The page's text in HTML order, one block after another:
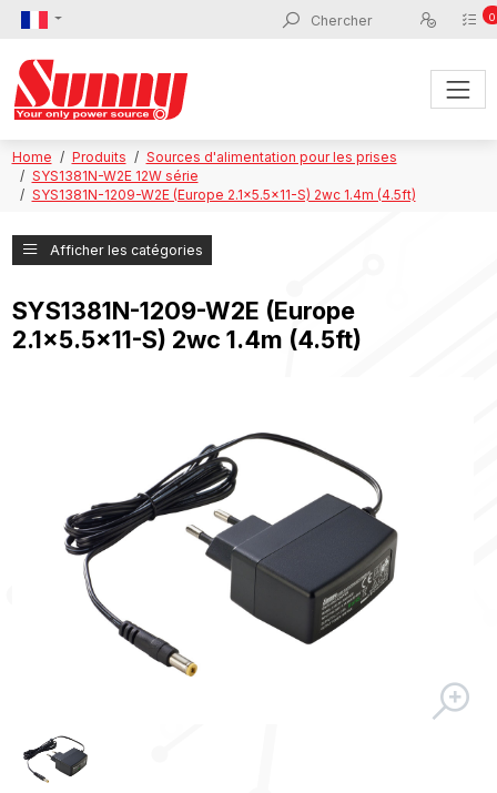
0
Home Produits
Sources d'alimentation pour les prises
SYS1381N-W2E 12W série
SYS1381N-1209-W2E (Europe 2.1x5.5x11-S) 2wc 1.4m (4.5ft)
Afficher les catégories
SYS1381N-1209-W2E (Europe
2.1x5.5x11-S) 2wc 1.4m (4.5ft)